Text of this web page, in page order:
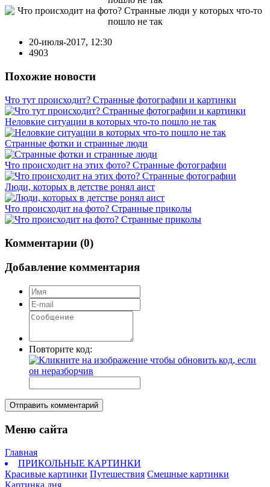
20-июля-2017, 12:30
4903
Похожие новости
Что тут происходит? Странные фотографии и картинки
Неловкие ситуации в которых что-то пошло не так
Странные фотки и странные люди
Что происходит на этих фото? Странные фотографии
Люди, которых в детстве ронял аист
Что происходит на фото? Странные приколы
Комментарии (0)
Добавление комментария
Повторите код:
Отправить комментарий
Меню сайта
Главная
ПРИКОЛЬНЫЕ КАРТИНКИ
Красивые картинки Путешествия Смешные картинки